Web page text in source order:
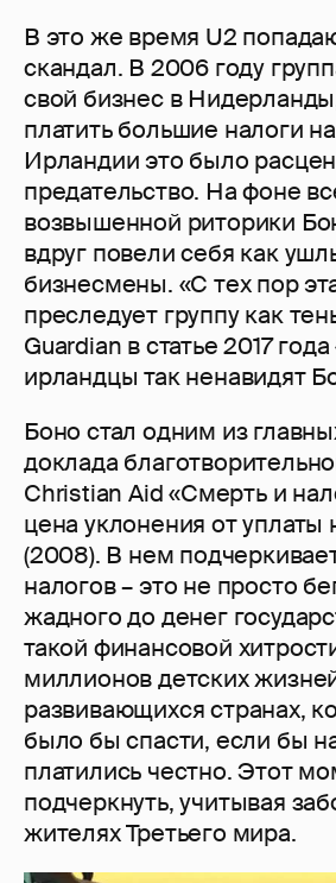
В это же время U2
скандал. В 2006 году
свой бизнес в
платить большие налоги
Ирландии это было
предательство. На фоне
возвышенной риторики
вдруг повели себя как
бизнесмены. «С тех пор
преследует группу как
Guardian в статье 2017
ирландцы так ненавидят
Боно стал одним из
доклада
Christian Aid «Смерть и
цена уклонения от уплаты
(2008). В нем
налогов – это не просто
жадного до денег
такой финансовой
миллионов детских
развивающихся странах,
было бы спасти, если бы
платились честно. Этот
подчеркнуть, учитывая
жителях Третьего мира.